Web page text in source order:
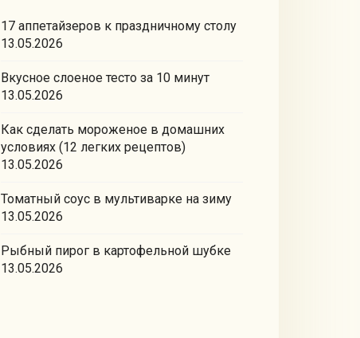
17 аппетайзеров к праздничному столу
13.05.2026
Вкусное слоеное тесто за 10 минут
13.05.2026
Как сделать мороженое в домашних
условиях (12 легких рецептов)
13.05.2026
Томатный соус в мультиварке на зиму
13.05.2026
Рыбный пирог в картофельной шубке
13.05.2026